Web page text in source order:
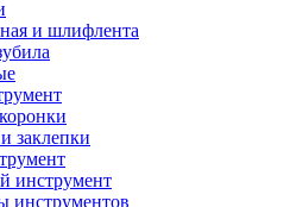
и шлифлента
заклепки
инструмент
инструментов